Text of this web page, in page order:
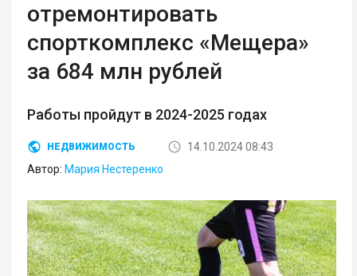
отремонтировать
спорткомплекс «Мещера»
за 684 млн рублей
Работы пройдут в 2024-2025 годах
НЕДВИЖИМОСТЬ
14.10.2024 08:43
Автор: Мария Нестеренко